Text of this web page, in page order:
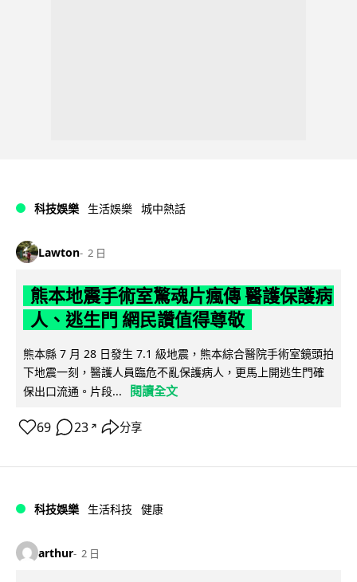
科技娛樂 生活娛樂 城中熱話
Lawton 2 日
熊本地震手術室驚魂片瘋傳 醫護保護病
人、逃生門 網民讚值得尊敬
熊本縣 7 月 28 日發生 7.1 級地震，熊本綜合醫院手術室鏡頭拍
下地震一刻，醫護人員臨危不亂保護病人，更馬上開逃生門確
保出口流通。片段...
閱讀全文
69 23 ↗ 分享
科技娛樂 生活科技 健康
arthur 2 日